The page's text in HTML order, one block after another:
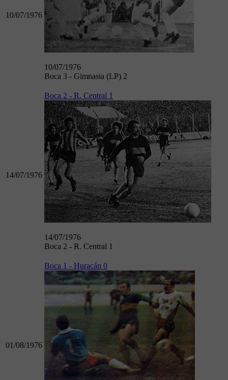
10/07/1976
10/07/1976
Boca 3 - Gimnasia (LP) 2
14/07/1976
Boca 2 - R. Central 1
14/07/1976
Boca 2 - R. Central 1
01/08/1976
Boca 1 - Huracán 0